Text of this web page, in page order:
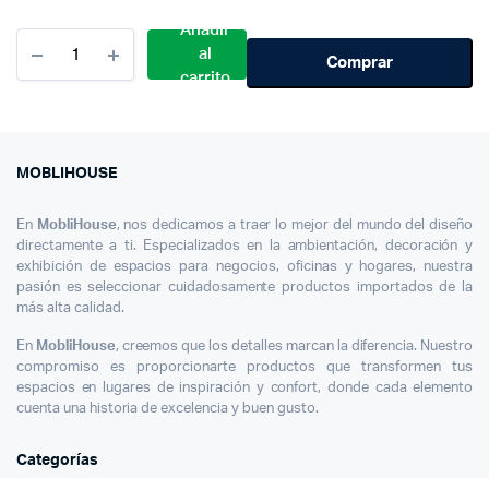
Silla
Torino
Añadir
al
carrito
Comprar
MOBLIHOUSE
En MobliHouse, nos dedicamos a traer lo mejor del mundo del diseño
directamente a ti. Especializados en la ambientación, decoración y
exhibición de espacios para negocios, oficinas y hogares, nuestra
pasión es seleccionar cuidadosamente productos importados de la
más alta calidad.
En MobliHouse, creemos que los detalles marcan la diferencia. Nuestro
compromiso es proporcionarte productos que transformen tus
espacios en lugares de inspiración y confort, donde cada elemento
cuenta una historia de excelencia y buen gusto.
Categorías